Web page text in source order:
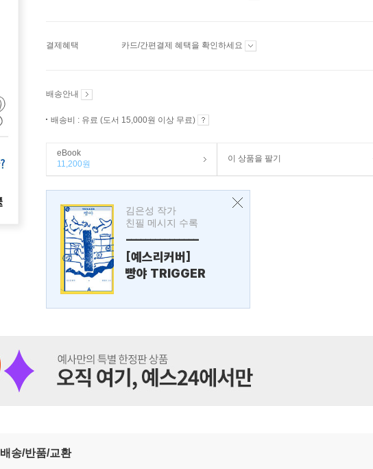
결제혜택 카드/간편결제 혜택을 확인하세요
배송안내
배송비 : 유료 (도서 15,000원 이상 무료)
eBook
11,200원
이 상품을 팔기
김은성 작가
친필 메시지 수록
---------------
[예스리커버]
빵야 TRIGGER
배송/반품/교환